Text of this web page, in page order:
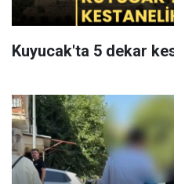
Kuyucak'ta 5 dekar